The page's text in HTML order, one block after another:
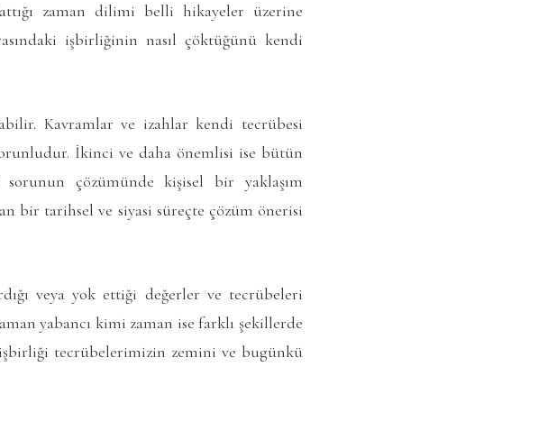
zaman dilimi belli hikayeler üzerine
işbirliğinin nasıl çöktüğünü kendi
Kavramlar ve izahlar kendi tecrübesi
İkinci ve daha önemlisi ise bütün
çözümünde kişisel bir yaklaşım
bir tarihsel ve siyasi süreçte çözüm önerisi
veya yok ettiği değerler ve tecrübeleri
yabancı kimi zaman ise farklı şekillerde
tecrübelerimizin zemini ve bugünkü